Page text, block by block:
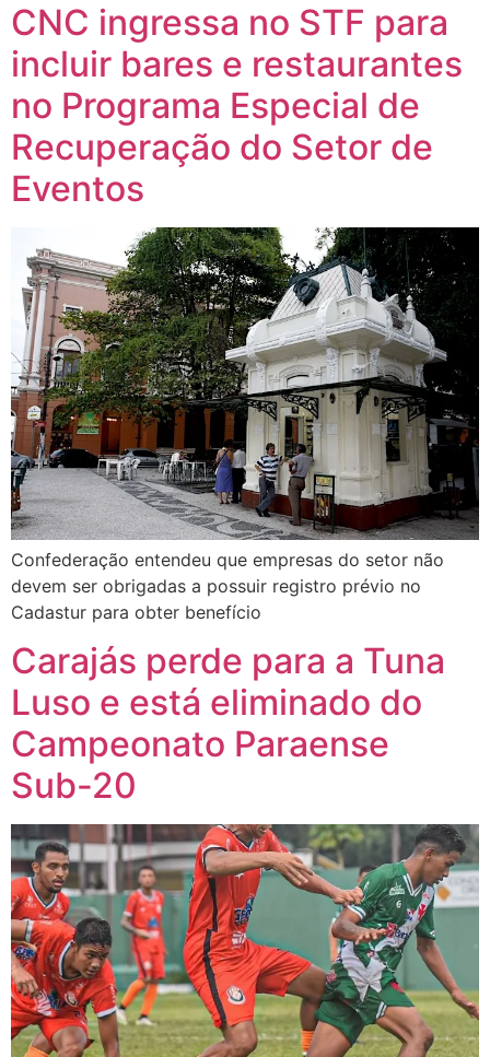
CNC ingressa no STF para
incluir bares e restaurantes
no Programa Especial de
Recuperação do Setor de
Eventos
Confederação entendeu que empresas do setor não
devem ser obrigadas a possuir registro prévio no
Cadastur para obter benefício
Carajás perde para a Tuna
Luso e está eliminado do
Campeonato Paraense
Sub-20